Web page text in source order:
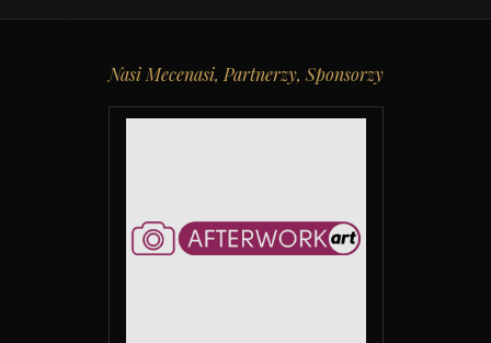
Nasi Mecenasi, Partnerzy, Sponsorzy